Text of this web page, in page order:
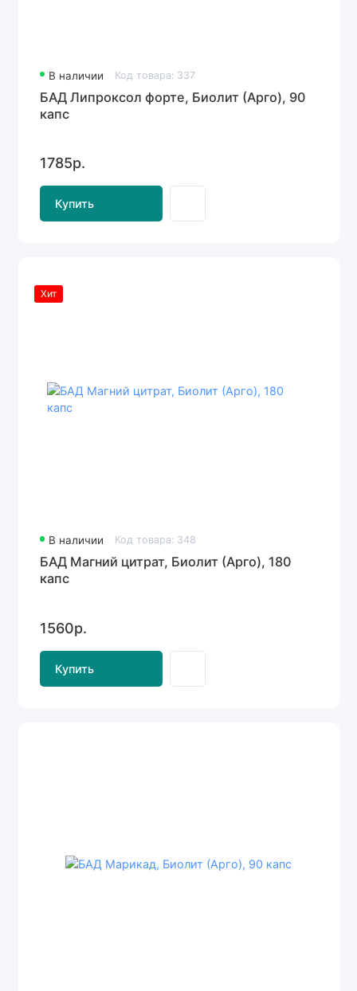
В наличии Код товара: 337
БАД Липроксол форте, Биолит (Арго), 90
капс
1785р.
Купить
Хит
В наличии Код товара: 348
БАД Магний цитрат, Биолит (Арго), 180
капс
1560р.
Купить